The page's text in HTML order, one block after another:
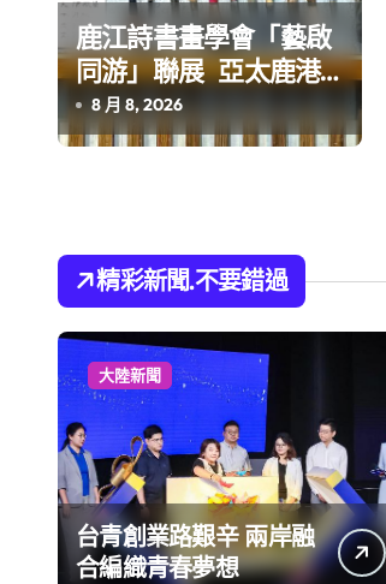
鹿江詩書畫學會「藝啟
同游」聯展 亞太鹿港
渡假村登場
8 月 8, 2026
精彩新聞.不要錯過
大陸新聞
台青創業路艱辛 兩岸融
合編織青春夢想